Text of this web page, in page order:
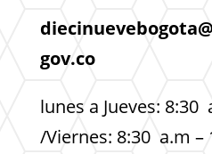
gov.co
lunes a Jueves: 8:30
/Viernes: 8:30 a.m –